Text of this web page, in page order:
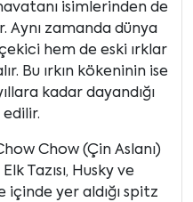
isimlerinden de
Aynı zamanda dünya
hem de eski ırklar
Bu ırkın kökeninin ise
kadar dayandığı
Chow (Çin Aslanı)
Tazısı, Husky ve
yer aldığı spitz